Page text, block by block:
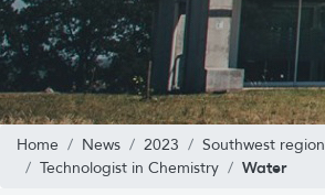
Home News 2023
Southwest region
Technologist in Chemistry
Water